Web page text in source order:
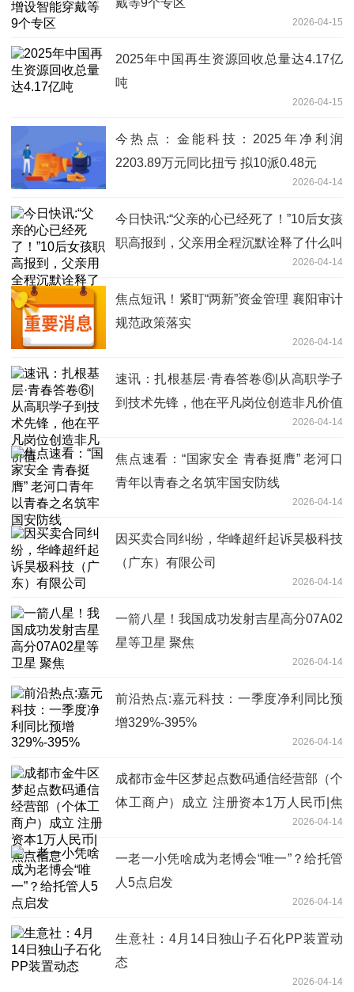
2026-04-15
2025年中国再生资源回收总量达4.17亿
吨
2026-04-15
今热点：金能科技：2025年净利润
2203.89万元同比扭亏 拟10派0.48元
2026-04-14
今日快讯:“父亲的心已经死了！”10后女孩
职高报到，父亲用全程沉默诠释了什么叫
2026-04-14
焦点短讯！紧盯“两新”资金管理 襄阳审计
规范政策落实
2026-04-14
速讯：扎根基层·青春答卷⑥|从高职学子
到技术先锋，他在平凡岗位创造非凡价值​
2026-04-14
焦点速看：“国家安全 青春挺膺” 老河口
青年以青春之名筑牢国安防线
2026-04-14
因买卖合同纠纷，华峰超纤起诉昊极科技
（广东）有限公司
2026-04-14
一箭八星！我国成功发射吉星高分07A02
星等卫星 聚焦
2026-04-14
前沿热点:嘉元科技：一季度净利同比预
增329%-395%
2026-04-14
成都市金牛区梦起点数码通信经营部（个
体工商户）成立 注册资本1万人民币|焦
2026-04-14
一老一小凭啥成为老博会“唯一”？给托管
人5点启发
2026-04-14
生意社：4月14日独山子石化PP装置动
态
2026-04-14